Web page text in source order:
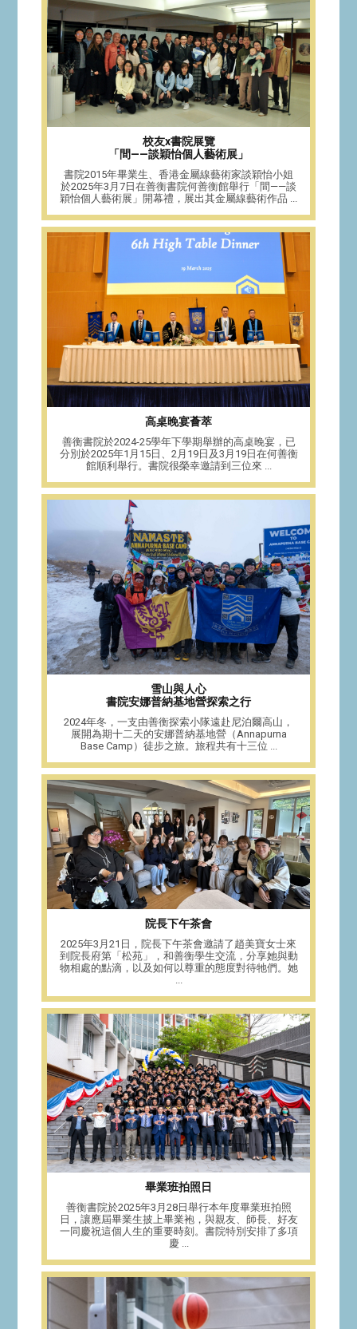
校友x書院展覽
「間——談穎怡個人藝術展」
書院2015年畢業生、香港金屬線藝術家談穎怡小姐
於2025年3月7日在善衡書院何善衡館舉行「間——談
穎怡個人藝術展」開幕禮，展出其金屬線藝術作品 ...
高桌晚宴薈萃
善衡書院於2024-25學年下學期舉辦的高桌晚宴，已
分別於2025年1月15日、2月19日及3月19日在何善衡
館順利舉行。書院很榮幸邀請到三位來 ...
雪山與人心
書院安娜普納基地營探索之行
2024年冬，一支由善衡探索小隊遠赴尼泊爾高山，
展開為期十二天的安娜普納基地營（Annapurna
Base Camp）徒步之旅。旅程共有十三位 ...
院長下午茶會
2025年3月21日，院長下午茶會邀請了趙美寶女士來
到院長府第「松苑」，和善衡學生交流，分享她與動
物相處的點滴，以及如何以尊重的態度對待牠們。她
畢業班拍照日
善衡書院於2025年3月28日舉行本年度畢業班拍照
日，讓應屆畢業生披上畢業袍，與親友、師長、好友
一同慶祝這個人生的重要時刻。書院特別安排了多項
慶 ...